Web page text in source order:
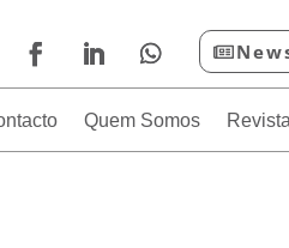
Quem Somos